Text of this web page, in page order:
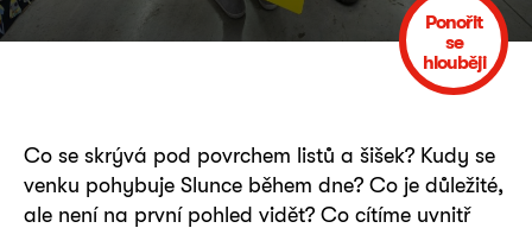
Ponořit
se
hlouběji
Co se skrývá pod povrchem listů a šišek? Kudy se
venku pohybuje Slunce během dne? Co je důležité,
ale není na první pohled vidět? Co cítíme uvnitř